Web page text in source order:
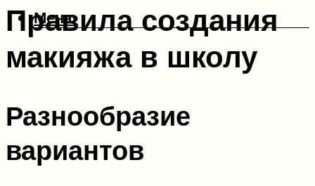
Меню
Правила создания
макияжа в школу
Разнообразие
вариантов